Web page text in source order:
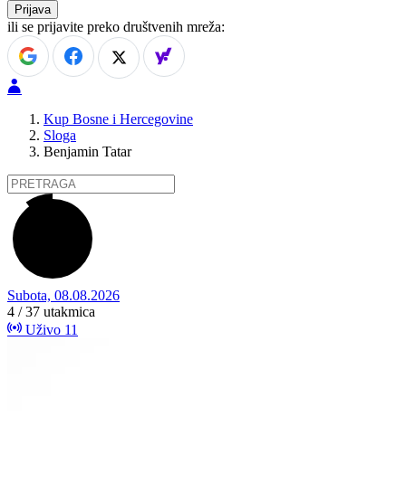
ili se prijavite preko društvenih mreža:
Kup Bosne i Hercegovine
Sloga
Benjamin Tatar
Subota, 08.08.2026
4 / 37 utakmica
Uživo 11